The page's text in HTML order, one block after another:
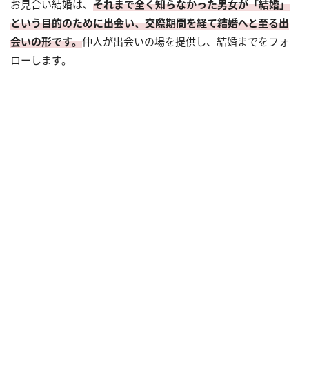
お見合い結婚は、 それまで全く知らなかった男女が「結婚」
という目的のために出会い、交際期間を経て結婚へと至る出
会いの形です。仲人が出会いの場を提供し、結婚までをフォ
ローします。